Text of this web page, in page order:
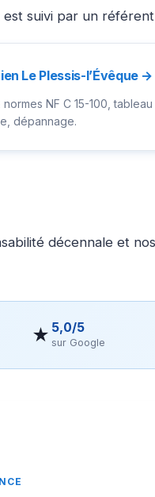
suivi par un
Le Plessis-l’Évêque →
normes NF C 15-100, tableau
dépannage.
décennale et
★ 5,0/5
sur Google